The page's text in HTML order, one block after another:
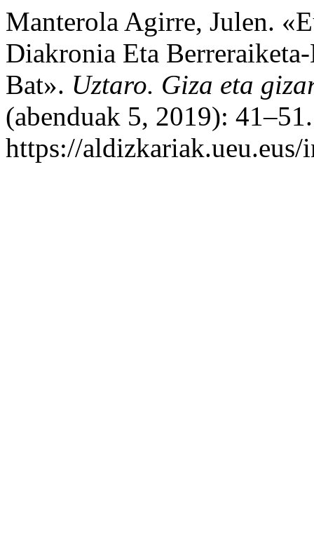
Manterola Agirre, Julen.
Diakronia Eta
Bat». Uztaro. Giza eta
(abenduak 5, 2019):
https://